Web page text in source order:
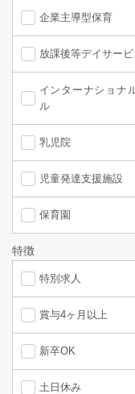
企業主導型保育
放課後等デイサービ
インターナショナ
ル
乳児院
児童発達支援施設
保育園
特徴
特別求人
賞与4ヶ月以上
新卒OK
土日休み